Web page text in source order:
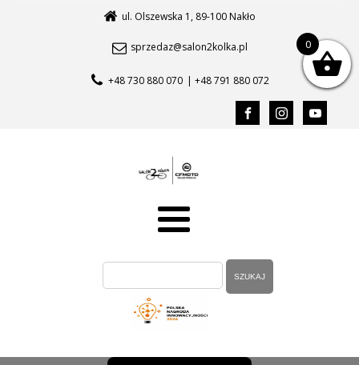
ul. Olszewska 1, 89-100 Nakło
sprzedaz@salon2kolka.pl
+48 730 880 070 | +48 791 880 072
0